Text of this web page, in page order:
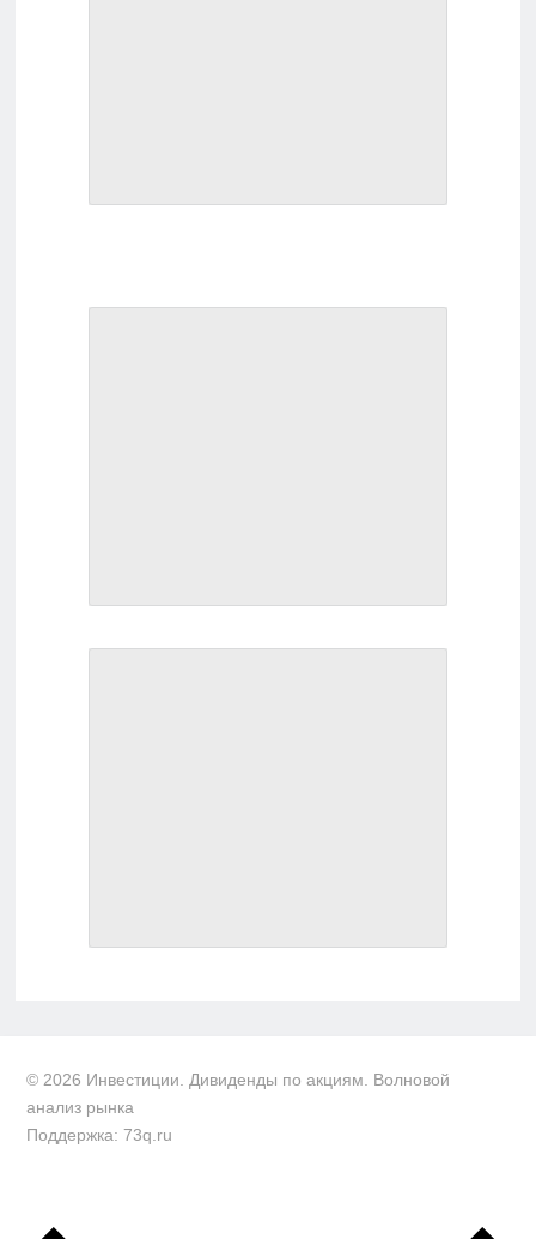
© 2026 Инвестиции. Дивиденды по акциям. Волновой
анализ рынка
Поддержка: 73q.ru